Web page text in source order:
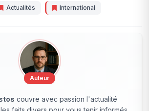
Actualités International
Auteur
couvre avec passion l'actualité